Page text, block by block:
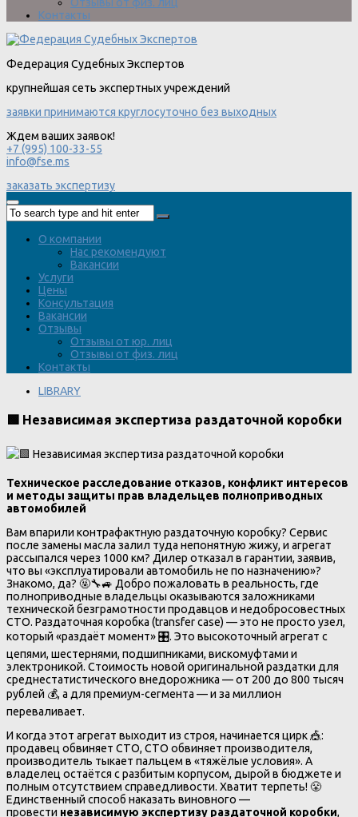
Отзывы от физ. лиц
Контакты
Федерация Судебных Экспертов
крупнейшая сеть экспертных учреждений
заявки принимаются круглосуточно без выходных
Ждем ваших заявок!
+7 (995) 100-33-55
info@fse.ms
заказать экспертизу
О компании
Нас рекомендуют
Вакансии
Услуги
Цены
Консультация
Вакансии
Отзывы
Отзывы от юр. лиц
Отзывы от физ. лиц
Контакты
LIBRARY
🟩 Независимая экспертиза раздаточной коробки
Техническое расследование отказов, конфликт интересов
и методы защиты прав владельцев полноприводных
автомобилей
Вам впарили контрафактную раздаточную коробку? Сервис
после замены масла залил туда непонятную жижу, и агрегат
рассыпался через 1000 км? Дилер отказал в гарантии, заявив,
что вы «эксплуатировали автомобиль не по назначению»?
Знакомо, да? 🤬🔧🚙 Добро пожаловать в реальность, где
полноприводные владельцы оказываются заложниками
технической безграмотности продавцов и недобросовестных
СТО. Раздаточная коробка (transfer case) — это не просто узел,
который «раздаёт момент» 🎛️. Это высокоточный агрегат с
цепями, шестернями, подшипниками, вискомуфтами и
электроникой. Стоимость новой оригинальной раздатки для
среднестатистического внедорожника — от 200 до 800 тысяч
рублей 💰, а для премиум-сегмента — и за миллион
переваливает.
И когда этот агрегат выходит из строя, начинается цирк 🎪:
продавец обвиняет СТО, СТО обвиняет производителя,
производитель тыкает пальцем в «тяжёлые условия». А
владелец остаётся с разбитым корпусом, дырой в бюджете и
полным отсутствием справедливости. Хватит терпеть! 😤
Единственный способ наказать виновного —
провести независимую экспертизу раздаточной коробки,